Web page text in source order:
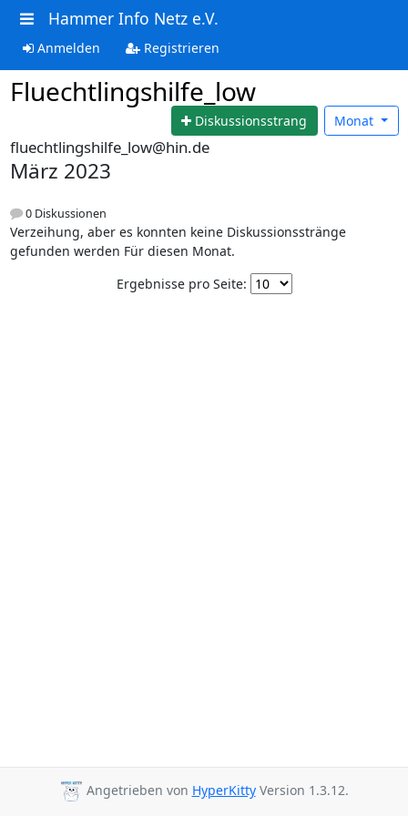
Hammer Info Netz e.V.
Anmelden Registrieren
Fluechtlingshilfe_low
Diskussionsstrang Monat
fluechtlingshilfe_low@hin.de
März 2023
0 Diskussionen
Verzeihung, aber es konnten keine Diskussionsstränge
gefunden werden Für diesen Monat.
Ergebnisse pro Seite:
Angetrieben von HyperKittyVersion 1.3.12.